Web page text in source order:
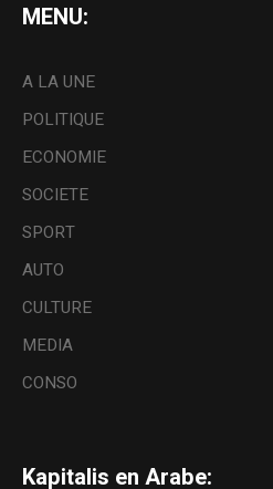
MENU:
A LA UNE
POLITIQUE
ECONOMIE
SOCIETE
SPORT
AUTO
CULTURE
MEDIA
CONSO
Kapitalis en Arabe: